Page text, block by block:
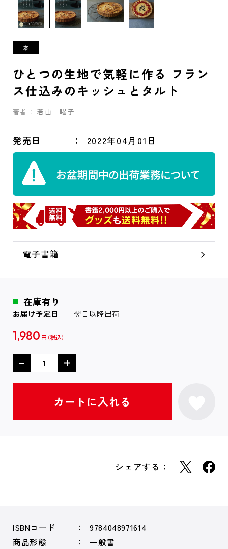
ひとつの生地で気軽に作る フラン
ス仕込みのキッシュとタルト
著者： 若山 曜子
発売日 2022年04月01日
電子書籍
在庫有り
お届け予定日 翌日以降出荷
1,980 円
シェアする：
ISBNコード
9784048971614
商品形態
一般書